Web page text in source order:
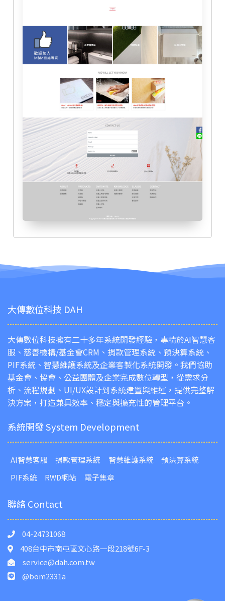
大傳數位科技 DAH
大傳數位科技擁有二十多年系統開發經驗，專精於AI智慧客
服、慈善機構/基金會CRM、捐款管理系統、預決算系統、
PIF系統、智慧維護系統及企業客製化系統開發。我們協助
基金會、協會、公益團體及企業完成數位轉型，從需求分
析、流程規劃、UI/UX設計到系統建置與維運，提供完整解
決方案，打造兼具效率、穩定與擴充性的管理平台。
系統開發 System Development
AI智慧客服 捐款管理系統 智慧維護系統
預決算系統
PIF系統
RWD網站 電子集章
聯絡 Contact
04-24731068
408台中市南屯區文心路一段218號6F-3
service@dah.com.tw
@bom2331a